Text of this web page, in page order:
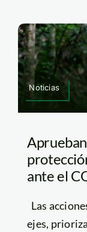
Noticias
ante el
Las
ejes,